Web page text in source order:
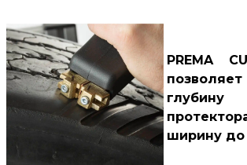
PREMA
ширину до